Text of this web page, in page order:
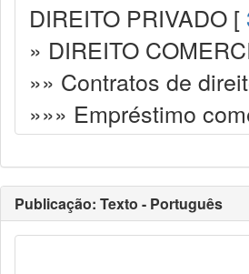
DIREITO PRIVADO [
» DIREITO
»» Contratos de
»»» Empréstimo
Publicação: Texto - Português